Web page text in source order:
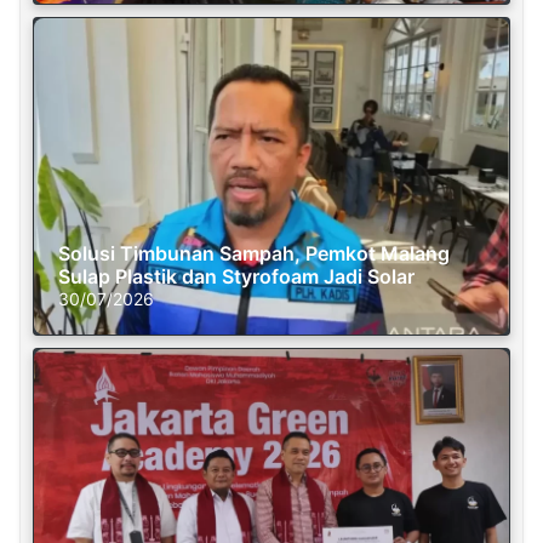
Solusi Timbunan Sampah, Pemkot Malang
Sulap Plastik dan Styrofoam Jadi Solar
30/07/2026